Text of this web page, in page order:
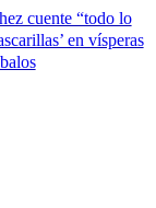
cuente “todo lo
en vísperas